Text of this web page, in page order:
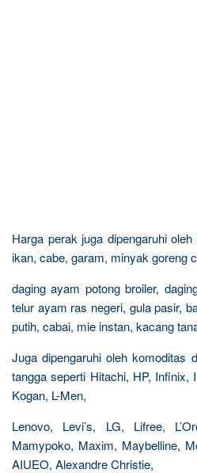
Harga perak juga dipengaruhi
ikan, cabe, garam, minyak goreng
daging ayam potong broiler,
telur ayam ras negeri, gula pasir,
putih, cabai, mie instan, kacang
Juga dipengaruhi oleh komoditas
tangga seperti Hitachi, HP, Infinix,
Kogan, L-Men,
Lenovo, Levi’s, LG, Lifree,
Mamypoko, Maxim, Maybelline,
AIUEO, Alexandre Christie,